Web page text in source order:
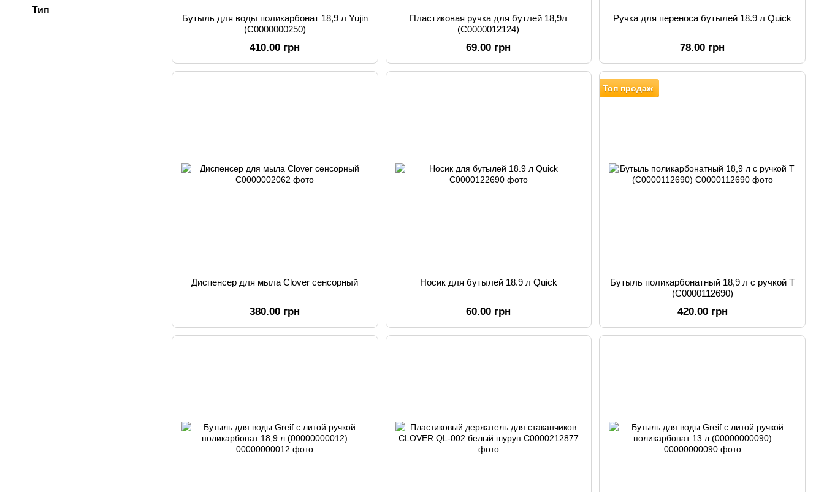
Бутыль для воды поликарбонат 18,9 л Yujin
(C0000000250)
410.00 грн
Пластиковая ручка для бутлей 18,9л
(C0000012124)
69.00 грн
Ручка для переноса бутылей 18.9 л Quick
78.00 грн
Диспенсер для мыла Clover сенсорный
380.00 грн
Носик для бутылей 18.9 л Quick
60.00 грн
Топ продаж
Бутыль поликарбонатный 18,9 л с ручкой Т
(C0000112690)
420.00 грн
Тип